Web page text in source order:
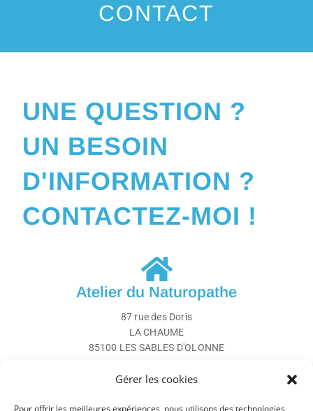
Gérer les cookies
Pour offrir les meilleures expériences, nous utilisons des technologies
CONTACT
UNE QUESTION ?
UN BESOIN
D'INFORMATION ?
CONTACTEZ-MOI !
Atelier du Naturopathe
87 rue des Doris
LA CHAUME
85100 LES SABLES D'OLONNE
Par téléphone